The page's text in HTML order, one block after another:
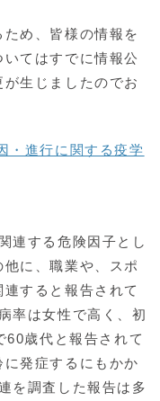
め、皆様の情報を
てはすでに情報公
生じましたのでお
・進行に関する疫学
連する危険因子とし
に、職業や、スポ
すると報告されて
率は女性で高く、初
60歳代と報告されて
発症するにもかか
を調査した報告は多